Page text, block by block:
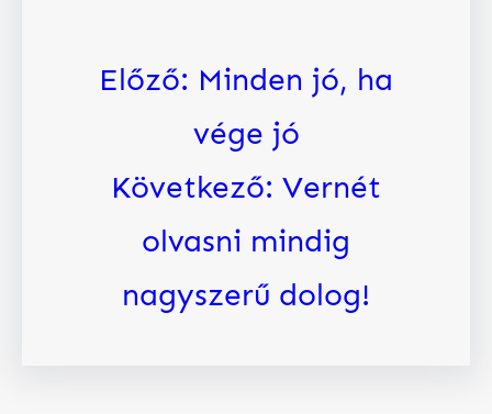
Előző: Minden jó, ha
vége jó
Következő: Vernét
olvasni mindig
nagyszerű dolog!